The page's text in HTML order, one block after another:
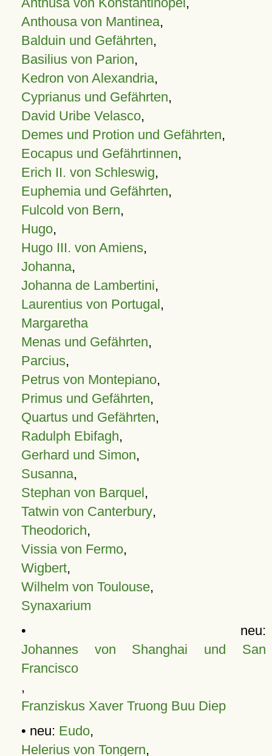
Anthousa von Mantinea,
Balduin und Gefährten,
Basilius von Parion,
Kedron von Alexandria,
Cyprianus und Gefährten,
David Uribe Velasco,
Demes und Protion und Gefährten,
Eocapus und Gefährtinnen,
Erich II. von Schleswig,
Euphemia und Gefährten,
Fulcold von Bern,
Hugo,
Hugo III. von Amiens,
Johanna,
Johanna de Lambertini,
Laurentius von Portugal,
Margaretha
Menas und Gefährten,
Parcius,
Petrus von Montepiano,
Primus und Gefährten,
Quartus und Gefährten,
Radulph Ebifagh,
Gerhard und Simon,
Susanna,
Stephan von Barquel,
Tatwin von Canterbury,
Theodorich,
Vissia von Fermo,
Wigbert,
Wilhelm von Toulouse,
Synaxarium
• neu:
Johannes von Shanghai und San
Francisco
,
Franziskus Xaver Truong Buu Diep
• neu: Eudo,
Helerius von Tongern,